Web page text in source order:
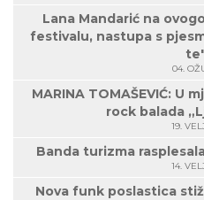
Lana Mandarić na
festivalu, nastupa s
04.
MARINA TOMAŠEVIĆ: U
rock balada
19.
Banda turizma
14.
Nova funk poslastica